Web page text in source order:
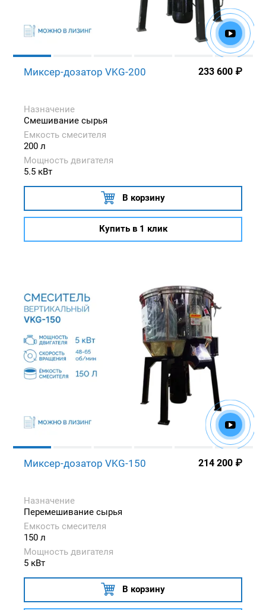
Миксер-дозатор VKG-200 233 600 ₽
Назначение
Смешивание сырья
Емкость смесителя
200 л
Мощность двигателя
5.5 кВт
В корзину
Купить в 1 клик
Миксер-дозатор VKG-150 214 200 ₽
Назначение
Перемешивание сырья
Емкость смесителя
150 л
Мощность двигателя
5 кВт
В корзину